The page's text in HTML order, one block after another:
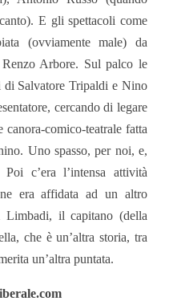
E gli spettacoli come
(ovviamente male) da
Arbore. Sul palco le
di Salvatore Tripaldi e Nino
cercando di legare
canora-comico-teatrale fatta
Uno spasso, per noi, e,
c’era l’intensa attività
era affidata ad un altro
Limbadi, il capitano (della
che è un’altra storia, tra
un’altra puntata.